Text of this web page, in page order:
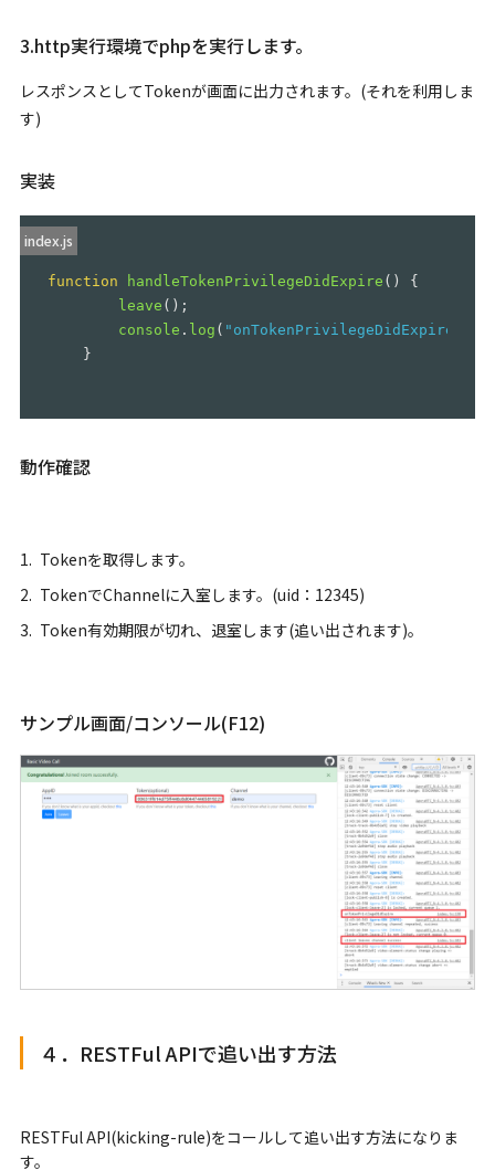
3.http実行環境でphpを実行します。
レスポンスとしてTokenが画面に出力されます。(それを利用しま
す)
実装
index.js
function handleTokenPrivilegeDidExpire ()
{
leave ();
console . log ( " onTokenPrivilegeDidExpire
}
動作確認
Tokenを取得します。
TokenでChannelに入室します。(uid：12345)
Token有効期限が切れ、退室します(追い出されます)。
サンプル画面/コンソール(F12)
４．RESTFul APIで追い出す方法
RESTFul API(kicking-rule)をコールして追い出す方法になりま
す。